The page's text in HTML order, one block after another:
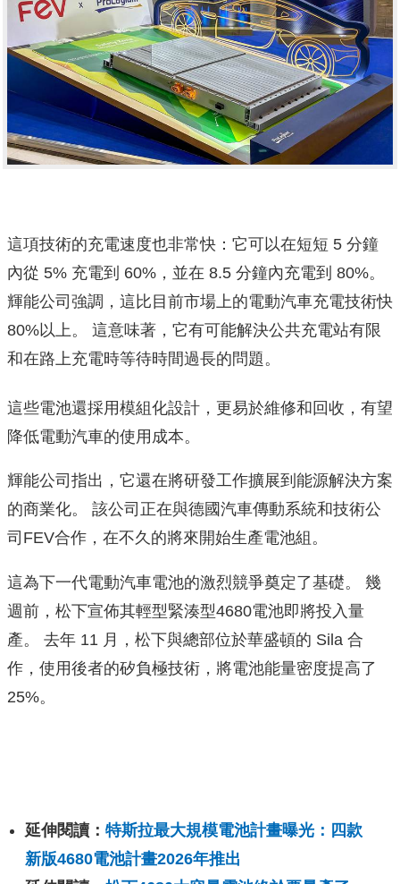
這項技術的充電速度也非常快：它可以在短短 5 分鐘
內從 5% 充電到 60%，並在 8.5 分鐘內充電到 80%。
輝能公司強調，這比目前市場上的電動汽車充電技術快
80%以上。 這意味著，它有可能解決公共充電站有限
和在路上充電時等待時間過長的問題。
這些電池還採用模組化設計，更易於維修和回收，有望
降低電動汽車的使用成本。
輝能公司指出，它還在將研發工作擴展到能源解決方案
的商業化。 該公司正在與德國汽車傳動系統和技術公
司FEV合作，在不久的將來開始生產電池組。
這為下一代電動汽車電池的激烈競爭奠定了基礎。 幾
週前，松下宣佈其輕型緊湊型4680電池即將投入量
產。 去年 11 月，松下與總部位於華盛頓的 Sila 合
作，使用後者的矽負極技術，將電池能量密度提高了
25%。
延伸閱讀： 特斯拉最大規模電池計畫曝光：四款
新版4680電池計畫2026年推出